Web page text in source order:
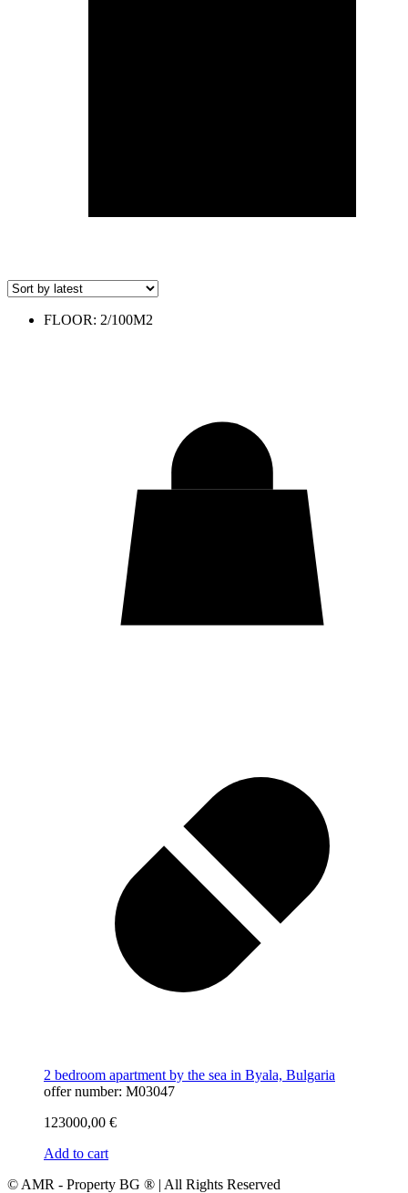
FLOOR: 2/100M2
2 bedroom apartment by the sea in Byala, Bulgaria
offer number: M03047
123000,00 €
Add to cart
© AMR - Property BG ® | All Rights Reserved